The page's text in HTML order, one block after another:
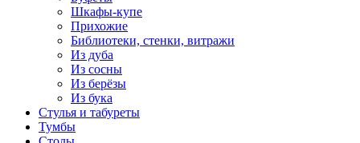
Шкафы-купе
Прихожие
Библиотеки, стенки, витражи
Из дуба
Из сосны
Из берёзы
Из бука
Стулья и табуреты
Тумбы